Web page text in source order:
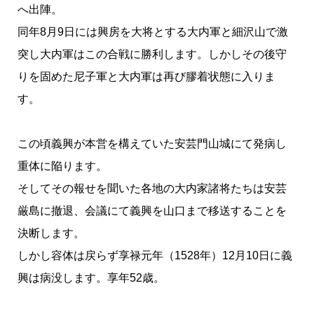
へ出陣。
同年8月9日には興房を大将とする大内軍と細沢山で激
突し大内軍はこの合戦に勝利します。しかしその後守
りを固めた尼子軍と大内軍は再び膠着状態に入りま
す。
この頃義興が本営を構えていた安芸門山城にて発病し
重体に陥ります。
そしてその報せを聞いた各地の大内家諸将たちは安芸
厳島に撤退、会議にて義興を山口まで移送することを
決断します。
しかし容体は戻らず享禄元年（1528年）12月10日に義
興は病没します。享年52歳。